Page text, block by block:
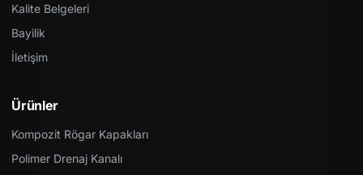
Kalite Belgeleri
Bayilik
İletişim
Ürünler
Kompozit Rögar Kapakları
Polimer Drenaj Kanalı